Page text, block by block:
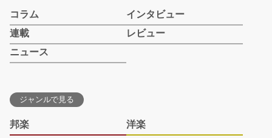
コラム
インタビュー
連載
レビュー
ニュース
ジャンルで見る
邦楽
洋楽